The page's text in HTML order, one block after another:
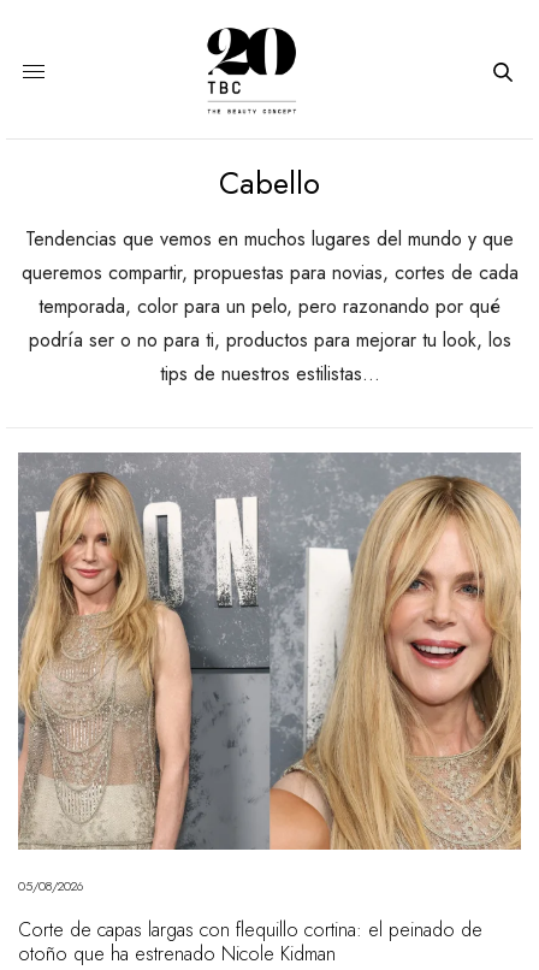
Cabello
Tendencias que vemos en muchos lugares del mundo y que
queremos compartir, propuestas para novias, cortes de cada
temporada, color para un pelo, pero razonando por qué
podría ser o no para ti, productos para mejorar tu look, los
tips de nuestros estilistas…
05/08/2026
Corte de capas largas con flequillo cortina: el peinado de
otoño que ha estrenado Nicole Kidman